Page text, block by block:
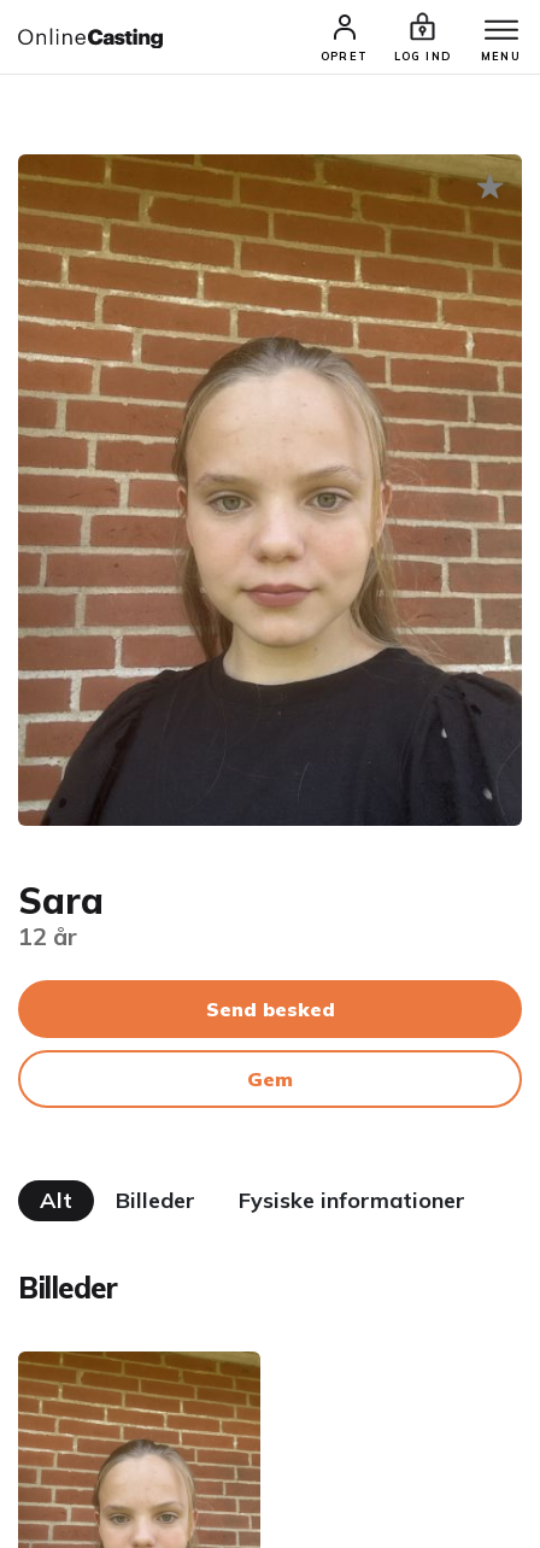
OPRET LOG IND MENU
CASTINGS & JOBS SØG PROFIL
Sara
12 år
Send besked
Gem
Alt Billeder Fysiske informationer
Billeder